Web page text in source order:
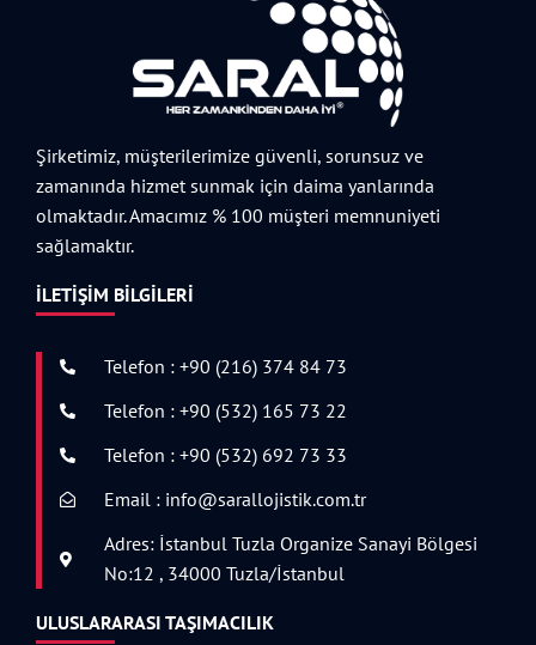
Şirketimiz, müşterilerimize güvenli, sorunsuz ve
zamanında hizmet sunmak için daima yanlarında
olmaktadır. Amacımız % 100 müşteri memnuniyeti
sağlamaktır.
İLETIŞIM BILGILERI
Telefon : +90 (216) 374 84 73
Telefon : +90 (532) 165 73 22
Telefon : +90 (532) 692 73 33
Email : info@sarallojistik.com.tr
Adres: İstanbul Tuzla Organize Sanayi Bölgesi
No:12 , 34000 Tuzla/İstanbul
ULUSLARARASI TAŞIMACILIK